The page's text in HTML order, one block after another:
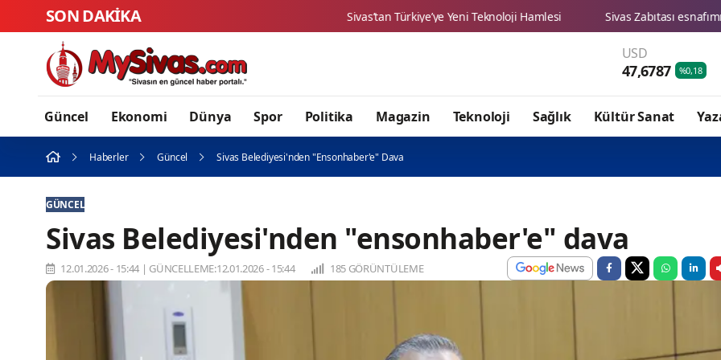
SON DAKİKA
USD
47,6787 %0,18
Güncel Ekonomi Dünya Spor Politika Magazin Teknoloji Sağlık Kültür Sanat
Haberler Güncel Sivas Belediyesi'nden "ensonhaber'e" Dava
GÜNCEL
Sivas Belediyesi'nden "ensonhaber'e" dava
12.01.2026 - 15:44 | GÜNCELLEME:12.01.2026 - 15:44 185 GÖRÜNTÜLEME